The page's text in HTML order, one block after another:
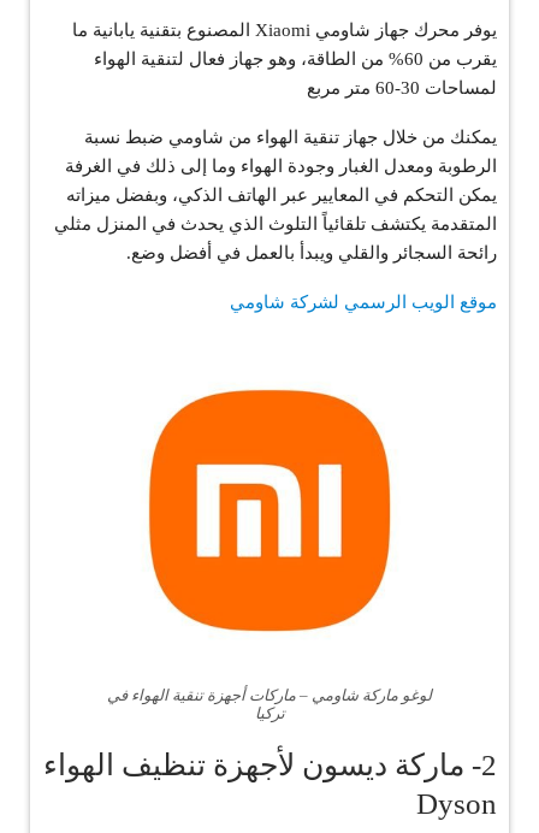
يوفر محرك جهاز شاومي Xiaomi المصنوع بتقنية يابانية ما
يقرب من 60% من الطاقة، وهو جهاز فعال لتنقية الهواء
لمساحات 30-60 متر مربع
يمكنك من خلال جهاز تنقية الهواء من شاومي ضبط نسبة
الرطوبة ومعدل الغبار وجودة الهواء وما إلى ذلك في الغرفة
يمكن التحكم في المعايير عبر الهاتف الذكي، وبفضل ميزاته
المتقدمة يكتشف تلقائياً التلوث الذي يحدث في المنزل مثلي
رائحة السجائر والقلي ويبدأ بالعمل في أفضل وضع.
موقع الويب الرسمي لشركة شاومي
لوغو ماركة شاومي – ماركات أجهزة تنقية الهواء في
تركيا
2- ماركة ديسون لأجهزة تنظيف الهواء
Dyson